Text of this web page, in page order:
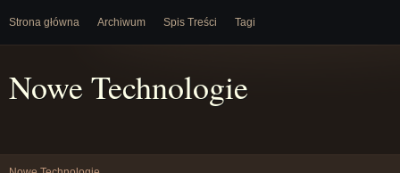
Strona główna Archiwum Spis Treści Tagi
Nowe Technologie